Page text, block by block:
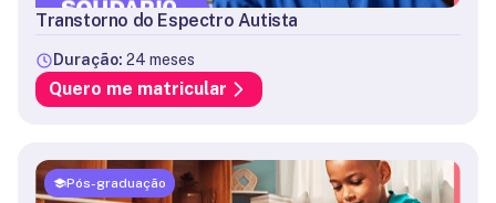
Transtorno do Espectro Autista
Duração: 24 meses
Quero me matricular
Pós-graduação